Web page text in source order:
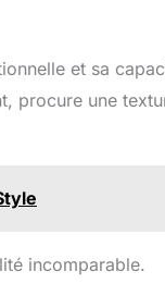
et sa
procure une
incomparable.